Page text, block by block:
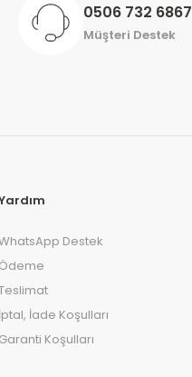
0506 732 6867
Müşteri Destek
Destek
Ödeme
İptal, İade Koşulları
Garanti Koşulları